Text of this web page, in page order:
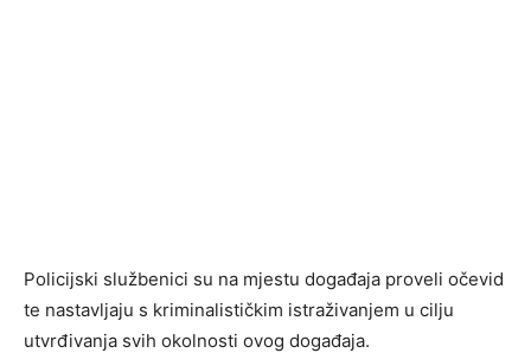
Policijski službenici su na mjestu događaja proveli očevid
te nastavljaju s kriminalističkim istraživanjem u cilju
utvrđivanja svih okolnosti ovog događaja.